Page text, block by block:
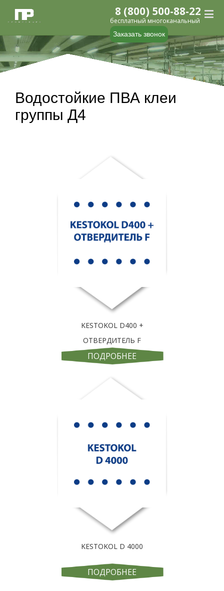
Заказать звонок
8 (800) 500-88-22
бесплатный многоканальный
Водостойкие ПВА клеи
группы Д4
KESTOKOL D400 +
ОТВЕРДИТЕЛЬ F
ПОДРОБНЕЕ
KESTOKOL D 4000
ПОДРОБНЕЕ